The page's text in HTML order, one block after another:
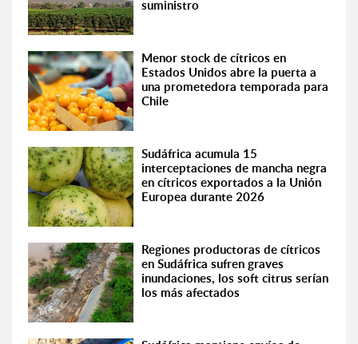
suministro
Menor stock de cítricos en
Estados Unidos abre la puerta a
una prometedora temporada para
Chile
Sudáfrica acumula 15
interceptaciones de mancha negra
en cítricos exportados a la Unión
Europea durante 2026
Regiones productoras de cítricos
en Sudáfrica sufren graves
inundaciones, los soft citrus serían
los más afectados